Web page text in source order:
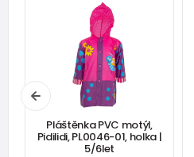
Pláštěnka PVC motýl,
Pidilidi, PL0046-01, holka |
5/6let